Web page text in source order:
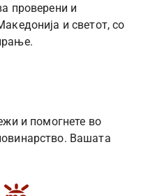
проверени и
и светот, со
и помогнете во
Вашата